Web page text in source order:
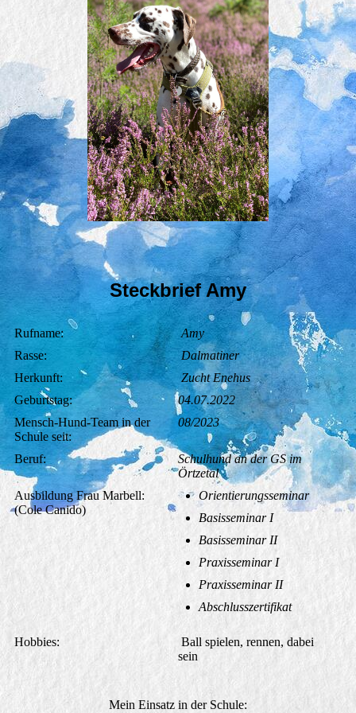
Steckbrief Amy
Rufname:
Amy
Rasse:
Dalmatiner
Herkunft:
Zucht Enehus
Geburtstag:
04.07.2022
Mensch-Hund-Team in der
Schule seit:
08/2023
Beruf:
Schulhund an der GS im
Örtzetal
Ausbildung Frau Marbell:
(Cole Canido)
Orientierungsseminar
Basisseminar I
Basisseminar II
Praxisseminar I
Praxisseminar II
Abschlusszertifikat
Hobbies:
Ball spielen, rennen, dabei
sein
Mein Einsatz in der Schule: